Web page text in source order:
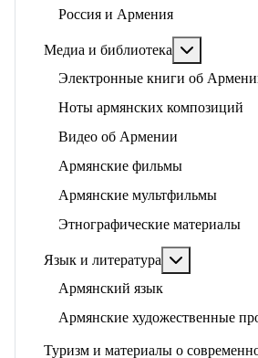
Россия и Армения
Медиа и библиотека
Электронные книги об
Ноты армянских композиций
Видео об Армении
Армянские фильмы
Армянские мультфильмы
Этнографические материалы
Язык и литература
Армянский язык
Армянские художественные
Туризм и материалы о